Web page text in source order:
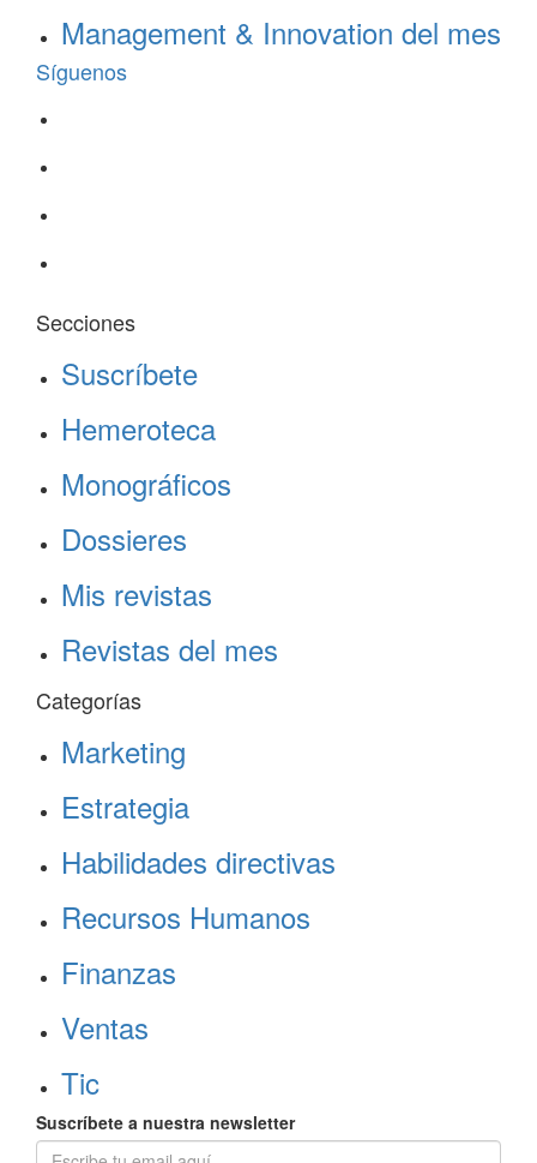
Management & Innovation del mes
Síguenos
Secciones
Suscríbete
Hemeroteca
Monográficos
Dossieres
Mis revistas
Revistas del mes
Categorías
Marketing
Estrategia
Habilidades directivas
Recursos Humanos
Finanzas
Ventas
Tic
Suscríbete a nuestra newsletter